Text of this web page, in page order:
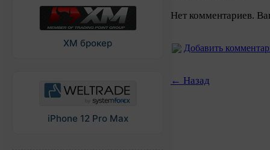
XM брокер
iPhone 12 Pro Max
Нет комментариев.
Добавить
← Назад